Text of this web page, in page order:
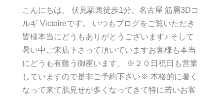
こんにちは。 伏見駅裏徒歩1分、名古屋 筋層3Dコ
ルギ Victoireです。 いつもブログをご覧いただき
皆様本当にどうもありがとうございます♪ そして
暑い中ご来店下さって頂いていますお客様も本当
にどうも有難う御座います。 ※２０日祝日も営業
していますので是非ご予約下さい※ 本格的に暑く
なって来て肌見せが多くなってきて特に若いお客